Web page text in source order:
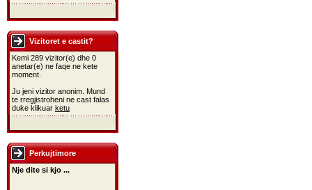
Vizitoret e castit?
Kemi 289 vizitor(e) dhe 0
anetar(e) ne faqe ne kete
moment.
Ju jeni vizitor anonim. Mund
te rregjistroheni ne cast falas
duke klikuar ketu
Perkujtimore
Nje dite si kjo ...